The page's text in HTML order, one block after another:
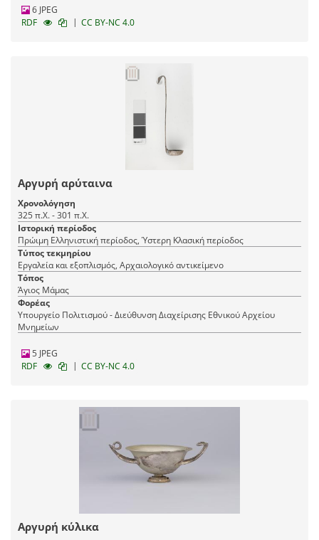
6 JPEG
RDF
| CC BY-NC 4.0
Αργυρή αρύταινα
Χρονολόγηση
325 π.Χ. - 301 π.Χ.
Ιστορική περίοδος
Πρώιμη Ελληνιστική περίοδος, Ύστερη Κλασική περίοδος
Τύπος τεκμηρίου
Εργαλεία και εξοπλισμός, Αρχαιολογικό αντικείμενο
Τόπος
Άγιος Μάμας
Φορέας
Υπουργείο Πολιτισμού - Διεύθυνση Διαχείρισης Εθνικού Αρχείου
Μνημείων
5 JPEG
RDF
| CC BY-NC 4.0
Αργυρή κύλικα